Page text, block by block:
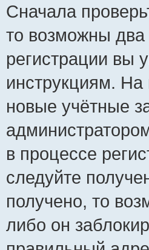
Сначала
то возможны
регистрации вы
инструкциям. На
новые учётные
в процессе
следуйте
получено, то
либо он